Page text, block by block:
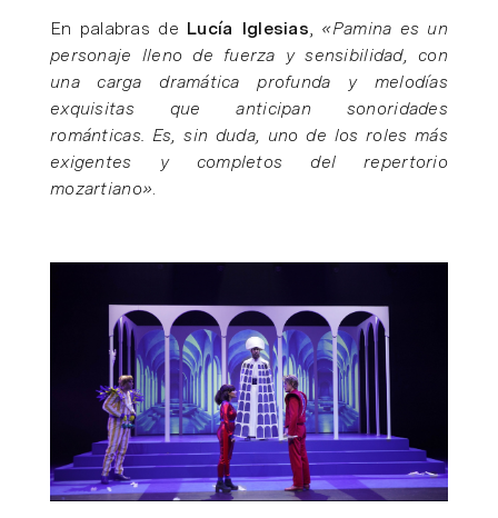
En palabras de Lucía Iglesias, «Pamina es un
personaje lleno de fuerza y sensibilidad, con
una carga dramática profunda y melodías
exquisitas que anticipan sonoridades
románticas. Es, sin duda, uno de los roles más
exigentes y completos del repertorio
mozartiano».